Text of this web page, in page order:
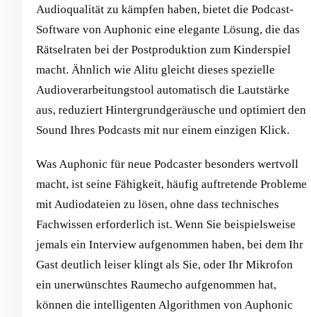
Audioqualität zu kämpfen haben, bietet die Podcast-
Software von Auphonic eine elegante Lösung, die das
Rätselraten bei der Postproduktion zum Kinderspiel
macht. Ähnlich wie Alitu gleicht dieses spezielle
Audioverarbeitungstool automatisch die Lautstärke
aus, reduziert Hintergrundgeräusche und optimiert den
Sound Ihres Podcasts mit nur einem einzigen Klick.
Was Auphonic für neue Podcaster besonders wertvoll
macht, ist seine Fähigkeit, häufig auftretende Probleme
mit Audiodateien zu lösen, ohne dass technisches
Fachwissen erforderlich ist. Wenn Sie beispielsweise
jemals ein Interview aufgenommen haben, bei dem Ihr
Gast deutlich leiser klingt als Sie, oder Ihr Mikrofon
ein unerwünschtes Raumecho aufgenommen hat,
können die intelligenten Algorithmen von Auphonic